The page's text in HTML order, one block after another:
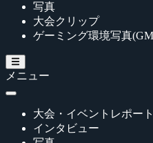
写真
大会クリップ
ゲーミング環境写真
メニュー
大会・イベントレポート
インタビュー